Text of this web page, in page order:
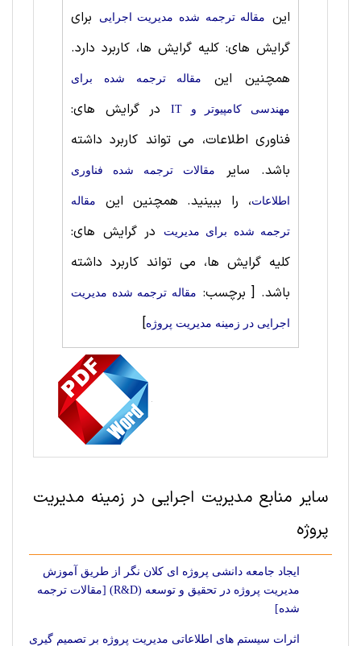
این مقاله ترجمه شده مدیریت اجرایی
برای
گرایش های: کلیه گرایش ها، کاربرد دارد.
همچنین این
مقاله ترجمه شده برای
مهندسی کامپیوتر و IT
در گرایش های:
فناوری اطلاعات، می تواند کاربرد داشته
باشد. سایر
مقالات ترجمه شده فناوری
اطلاعات، را ببینید. همچنین این مقاله
ترجمه شده برای مديريت
در گرایش های:
کلیه گرایش ها، می تواند کاربرد داشته
باشد. [ برچسب: مقاله ترجمه شده مدیریت
اجرایی در زمینه مدیریت پروژه]
سایر منابع مدیریت اجرایی در زمینه مدیریت
پروژه
ایجاد جامعه دانشی پروژه ای کلان نگر از طریق آموزش
مدیریت پروژه در تحقیق و توسعه (R&D) [مقالات ترجمه
شده]
اثرات سیستم های اطلاعاتی مدیریت پروژه بر تصمیم گیری